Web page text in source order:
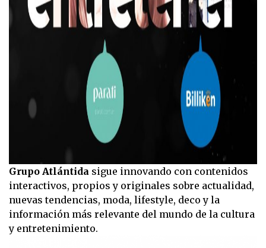
Grupo Atlántida sigue innovando con contenidos
interactivos, propios y originales sobre actualidad,
nuevas tendencias, moda, lifestyle, deco y la
información más relevante del mundo de la cultura
y entretenimiento.